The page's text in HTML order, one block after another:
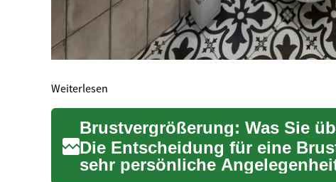
Weiterlesen
Die Entscheidung für eine
sehr persönliche